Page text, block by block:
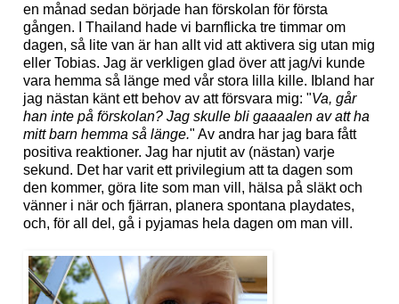
en månad sedan började han förskolan för första
gången. I Thailand hade vi barnflicka tre timmar om
dagen, så lite van är han allt vid att aktivera sig utan mig
eller Tobias. Jag är verkligen glad över att jag/vi kunde
vara hemma så länge med vår stora lilla kille. Ibland har
jag nästan känt ett behov av att försvara mig: "Va, går
han inte på förskolan? Jag skulle bli gaaaalen av att ha
mitt barn hemma så länge." Av andra har jag bara fått
positiva reaktioner. Jag har njutit av (nästan) varje
sekund. Det har varit ett privilegium att ta dagen som
den kommer, göra lite som man vill, hälsa på släkt och
vänner i när och fjärran, planera spontana playdates,
och, för all del, gå i pyjamas hela dagen om man vill.